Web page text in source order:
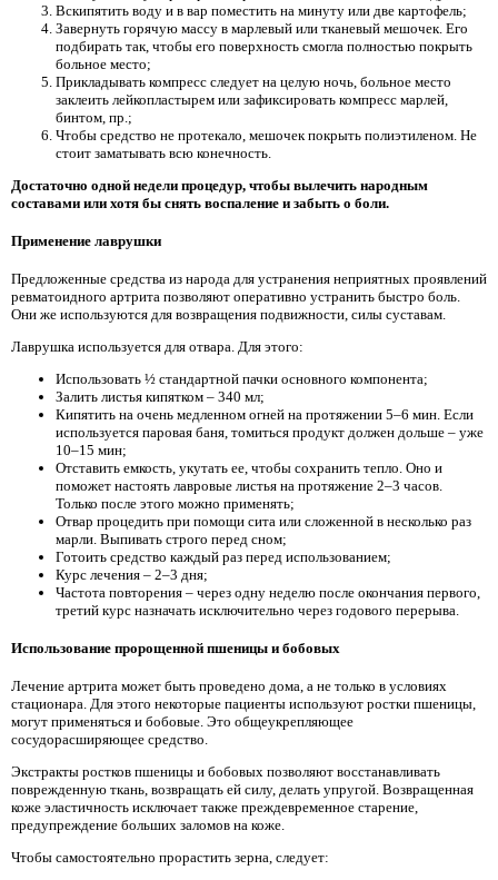
Вскипятить воду и в вар поместить на минуту или две картофель;
Завернуть горячую массу в марлевый или тканевый мешочек. Его
подбирать так, чтобы его поверхность смогла полностью покрыть
больное место;
Прикладывать компресс следует на целую ночь, больное место
заклеить лейкопластырем или зафиксировать компресс марлей,
бинтом, пр.;
Чтобы средство не протекало, мешочек покрыть полиэтиленом. Не
стоит заматывать всю конечность.
Достаточно одной недели процедур, чтобы вылечить народным
составами или хотя бы снять воспаление и забыть о боли.
Применение лаврушки
Предложенные средства из народа для устранения неприятных проявлений
ревматоидного артрита позволяют оперативно устранить быстро боль.
Они же используются для возвращения подвижности, силы суставам.
Лаврушка используется для отвара. Для этого:
Использовать ½ стандартной пачки основного компонента;
Залить листья кипятком – 340 мл;
Кипятить на очень медленном огней на протяжении 5–6 мин. Если
используется паровая баня, томиться продукт должен дольше – уже
10–15 мин;
Отставить емкость, укутать ее, чтобы сохранить тепло. Оно и
поможет настоять лавровые листья на протяжение 2–3 часов.
Только после этого можно применять;
Отвар процедить при помощи сита или сложенной в несколько раз
марли. Выпивать строго перед сном;
Готоить средство каждый раз перед использованием;
Курс лечения – 2–3 дня;
Частота повторения – через одну неделю после окончания первого,
третий курс назначать исключительно через годового перерыва.
Использование пророщенной пшеницы и бобовых
Лечение артрита может быть проведено дома, а не только в условиях
стационара. Для этого некоторые пациенты используют ростки пшеницы,
могут применяться и бобовые. Это общеукрепляющее
сосудорасширяющее средство.
Экстракты ростков пшеницы и бобовых позволяют восстанавливать
поврежденную ткань, возвращать ей силу, делать упругой. Возвращенная
коже эластичность исключает также преждевременное старение,
предупреждение больших заломов на коже.
Чтобы самостоятельно прорастить зерна, следует: